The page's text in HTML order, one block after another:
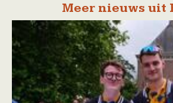
Meer nieuws uit